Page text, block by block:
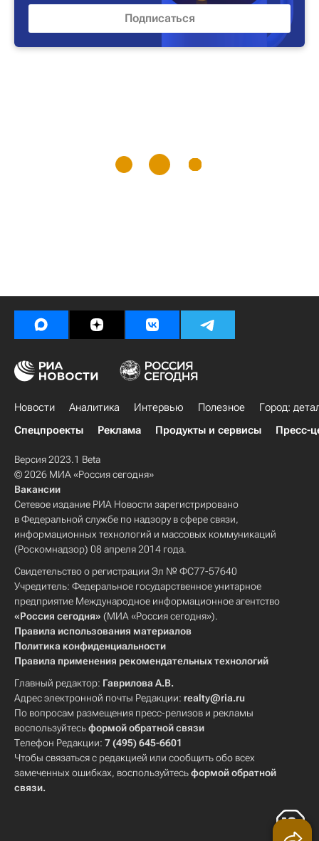
Новости Аналитика Интервью Полезное
Город:
Спецпроекты
Реклама Продукты и сервисы Пресс-
Версия 2023.1 Beta
© 2026 МИА «Россия сегодня»
Вакансии
Сетевое издание РИА Новости зарегистрировано
в Федеральной службе по надзору в сфере связи,
информационных технологий и массовых коммуникаций
(Роскомнадзор) 08 апреля 2014 года.
Свидетельство о регистрации Эл № ФС77-57640
Учредитель: Федеральное государственное унитарное
предприятие Международное информационное агентство
«Россия сегодня» (МИА «Россия сегодня»).
Правила использования материалов
Политика конфиденциальности
Правила применения рекомендательных технологий
Главный редактор: Гаврилова А.В.
Адрес электронной почты Редакции: realty@ria.ru
По вопросам размещения пресс-релизов и рекламы
воспользуйтесьформой обратной связи
Телефон Редакции: 7 (495) 645-6601
Чтобы связаться с редакцией или сообщить обо всех
замеченных ошибках, воспользуйтесьформой обратной
связи.